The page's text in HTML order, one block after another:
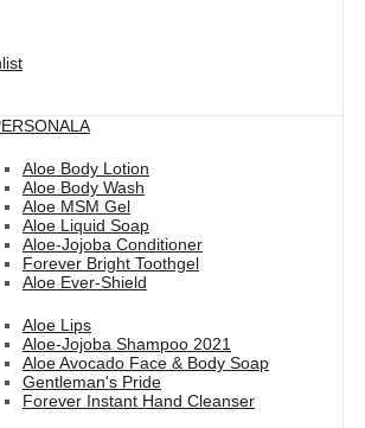
Aloe Body Lotion
Aloe Body Wash
Aloe MSM Gel
Aloe Liquid Soap
Aloe-Jojoba Conditioner
Forever Bright Toothgel
Aloe Ever-Shield
Aloe Lips
Aloe-Jojoba Shampoo 2021
Aloe Avocado Face & Body Soap
Gentleman's Pride
Forever Instant Hand Cleanser